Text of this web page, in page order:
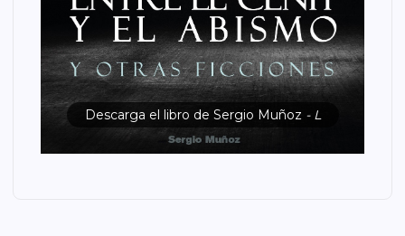
Descarga el libro de Sergio Muñoz - L